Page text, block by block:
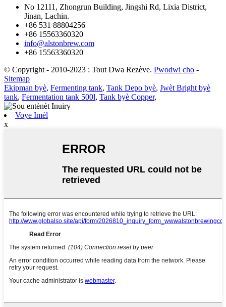
No 12111, Zhongrun Building, Jingshi Rd, Lixia District,
Jinan, Lachin.
+86 531 88804256
+86 15563360320
info@alstonbrew.com
+86 15563360320
© Copyright - 2010-2023 : Tout Dwa Rezève. Pwodwi cho -
Sitemap
Ekipman byè, Fermenting tank, Tank Depo byè, Jwèt Bright byè
tank, Fermentation tank 500l, Tank byè Copper,
Voye Imèl
x